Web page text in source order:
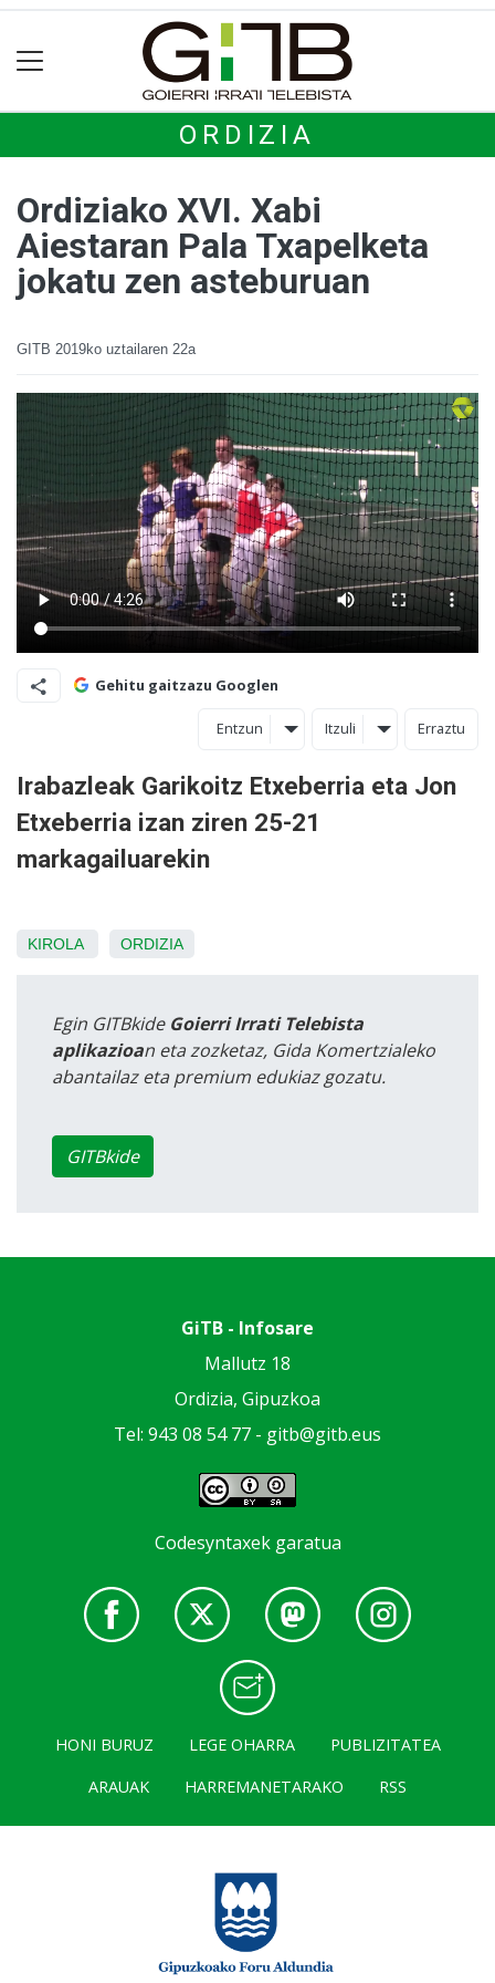
ORDIZIA
Ordiziako XVI. Xabi
Aiestaran Pala Txapelketa
jokatu zen asteburuan
GITB 2019ko uztailaren 22a
Gehitu gaitzazu Googlen
Entzun Itzuli Erraztu
Irabazleak Garikoitz Etxeberria eta Jon
Etxeberria izan ziren 25-21
markagailuarekin
KIROLA ORDIZIA
Egin GITBkide Goierri Irrati Telebista
aplikazioan eta zozketaz, Gida Komertzialeko
abantailaz eta premium edukiaz gozatu.
GITBkide
GiTB - Infosare
Mallutz 18
Ordizia, Gipuzkoa
Tel: 943 08 54 77 - gitb@gitb.eus
Codesyntaxek garatua
HONI BURUZ LEGE OHARRA
PUBLIZITATEA
ARAUAK
HARREMANETARAKO RSS